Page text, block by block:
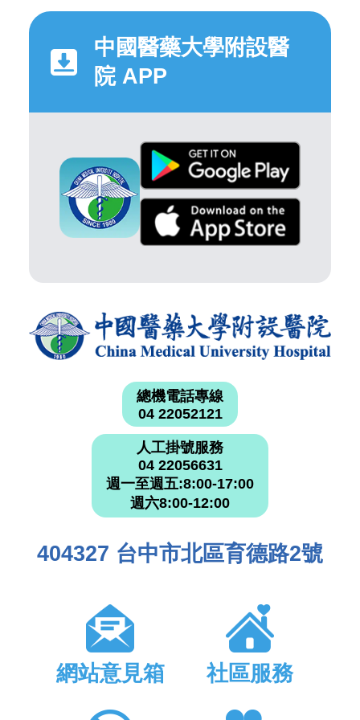
中國醫藥大學附設醫
院 APP
總機電話專線
04 22052121
人工掛號服務
04 22056631
週一至週五:8:00-17:00
週六8:00-12:00
404327 台中市北區育德路2號
網站意見箱 社區服務